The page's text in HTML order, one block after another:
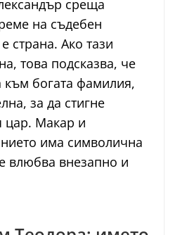
среща
на съдебен
страна. Ако тази
това подсказва, че
към богата фамилия,
за да стигне
цар. Макар и
има символична
влюбва внезапно и